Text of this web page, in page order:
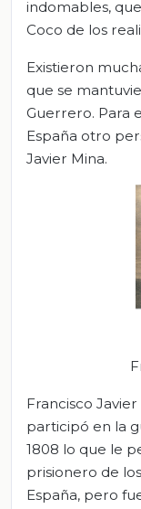
indomables,
Coco de los
Existieron
que se
Guerrero. Para
España otro
Javier Mina.
Francisco
participó en la
1808 lo que le
prisionero de
España, pero